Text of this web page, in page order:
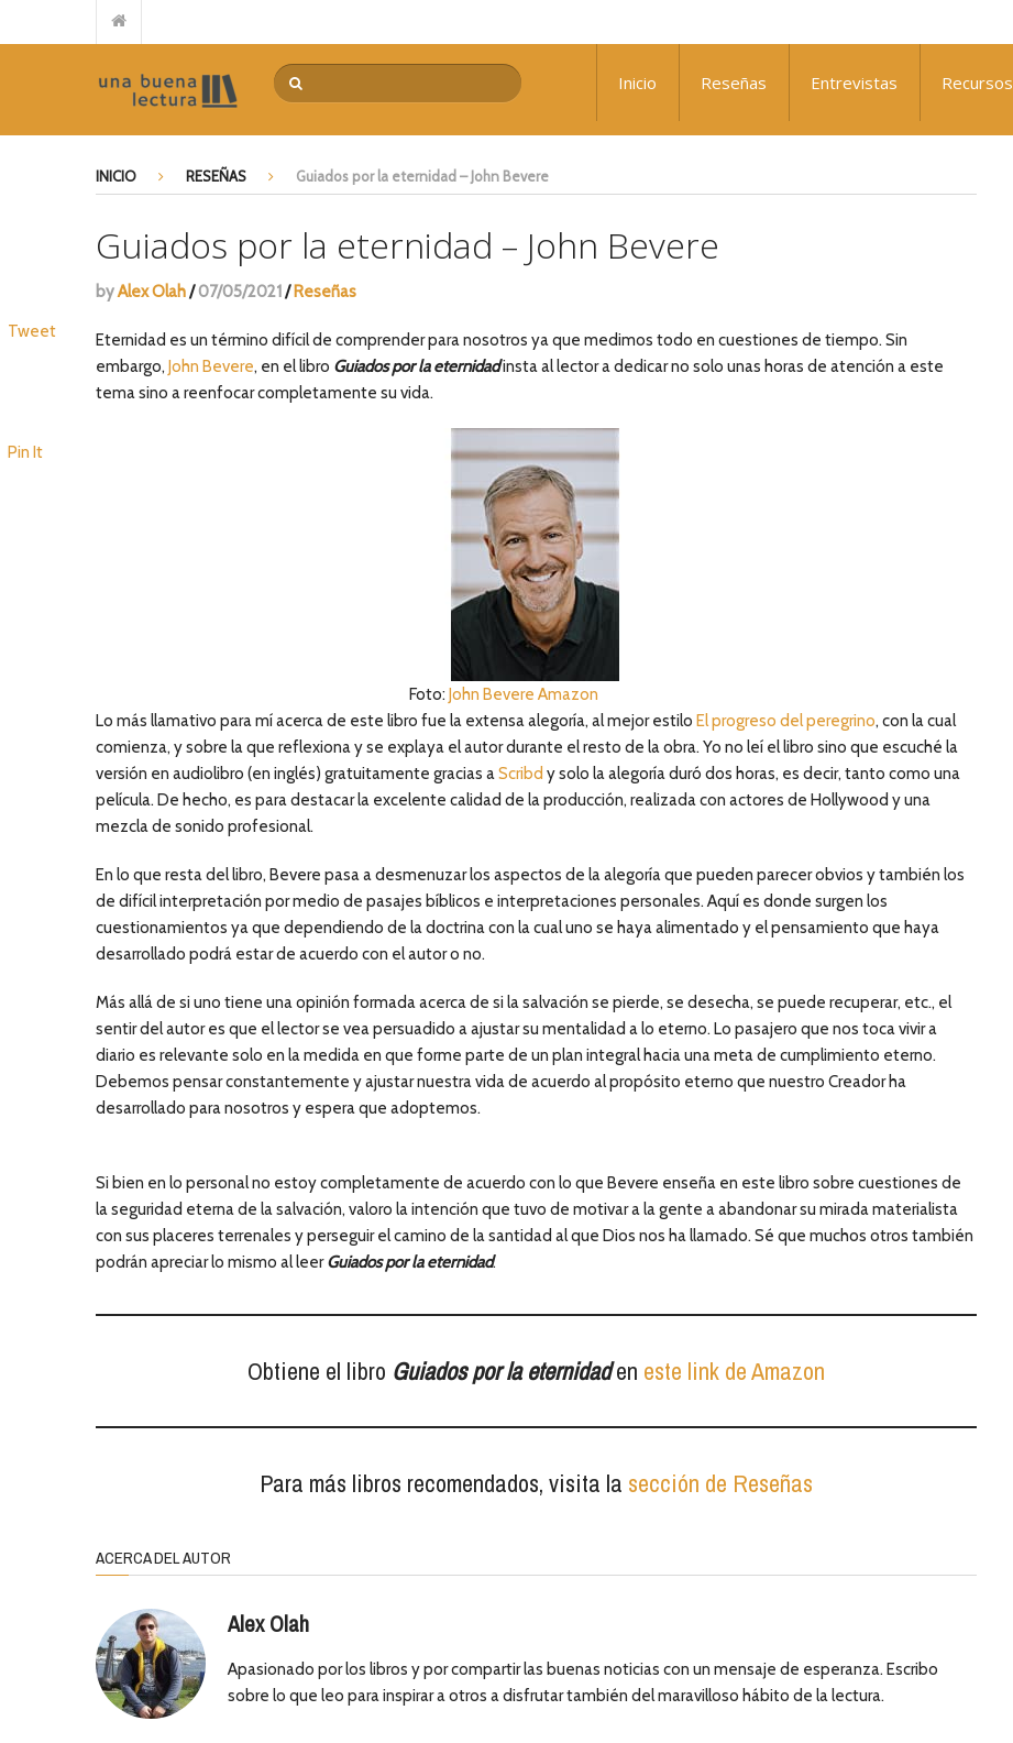
Reseña de “El Señor de la mies” de Juan Carlos Manzewitsch: ¿Qué nos falta para el avivamiento?
Guerra de Palabras – Paul David Tripp
El poder transformador de la devoción extrema – Mariano Sennewald
De la idea a la acción – Myles Munroe
El costo del discipulado – Dietrich Bonhoeffer
Repensando el futuro – Alberto Mottesi
Inicio Reseñas Entrevistas Recursos
INICIO RESEÑAS Guiados por la eternidad – John Bevere
Guiados por la eternidad – John Bevere
byAlex Olah/ 07/05/2021/ Reseñas
Eternidad es un término difícil de comprender para nosotros ya que medimos todo en cuestiones de tiempo. Sin
embargo, John Bevere, en el libro Guiados por la eternidadinsta al lector a dedicar no solo unas horas de atención a este
tema sino a reenfocar completamente su vida.
Foto:John Bevere Amazon
Lo más llamativo para mí acerca de este libro fue la extensa alegoría, al mejor estilo El progreso del peregrino, con la cual
comienza, y sobre la que reflexiona y se explaya el autor durante el resto de la obra. Yo no leí el libro sino que escuché la
versión en audiolibro (en inglés) gratuitamente gracias aScribd y solo la alegoría duró dos horas, es decir, tanto como una
película. De hecho, es para destacar la excelente calidad de la producción, realizada con actores de Hollywood y una
mezcla de sonido profesional.
En lo que resta del libro, Bevere pasa a desmenuzar los aspectos de la alegoría que pueden parecer obvios y también los
de difícil interpretación por medio de pasajes bíblicos e interpretaciones personales. Aquí es donde surgen los
cuestionamientos ya que dependiendo de la doctrina con la cual uno se haya alimentado y el pensamiento que haya
desarrollado podrá estar de acuerdo con el autor o no.
Más allá de si uno tiene una opinión formada acerca de si la salvación se pierde, se desecha, se puede recuperar, etc., el
sentir del autor es que el lector se vea persuadido a ajustar su mentalidad a lo eterno. Lo pasajero que nos toca vivir a
diario es relevante solo en la medida en que forme parte de un plan integral hacia una meta de cumplimiento eterno.
Debemos pensar constantemente y ajustar nuestra vida de acuerdo al propósito eterno que nuestro Creador ha
desarrollado para nosotros y espera que adoptemos.
Si bien en lo personal no estoy completamente de acuerdo con lo que Bevere enseña en este libro sobre cuestiones de
la seguridad eterna de la salvación, valoro la intención que tuvo de motivar a la gente a abandonar su mirada materialista
con sus placeres terrenales y perseguir el camino de la santidad al que Dios nos ha llamado. Sé que muchos otros también
podrán apreciar lo mismo al leerGuiados por la eternidad.
Obtiene el libro Guiados por la eternidaden este link de Amazon
Para más libros recomendados, visita la sección de Reseñas
Tweet
Pin It
ACERCA DEL AUTOR
Alex Olah
Apasionado por los libros y por compartir las buenas noticias con un mensaje de esperanza. Escribo
sobre lo que leo para inspirar a otros a disfrutar también del maravilloso hábito de la lectura.